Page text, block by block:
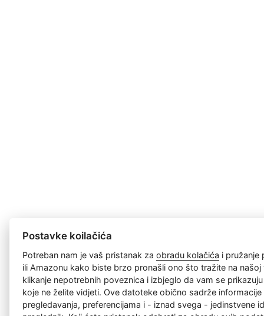
Postavke koilačića
Potreban nam je vaš pristanak zaobradu kolačića i pružanje
ili Amazonu kako biste brzo pronašli ono što tražite na
klikanje nepotrebnih poveznica i izbjeglo da vam se
koje ne želite vidjeti. Ove datoteke obično sadrže
pregledavanja, preferencijama i - iznad svega - jedinstvene